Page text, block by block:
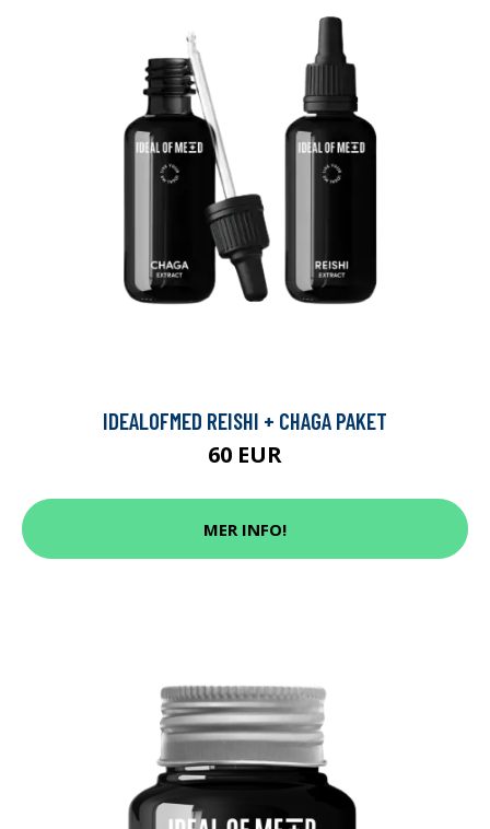
IDEALOFMED REISHI + CHAGA PAKET
60 EUR
MER INFO!